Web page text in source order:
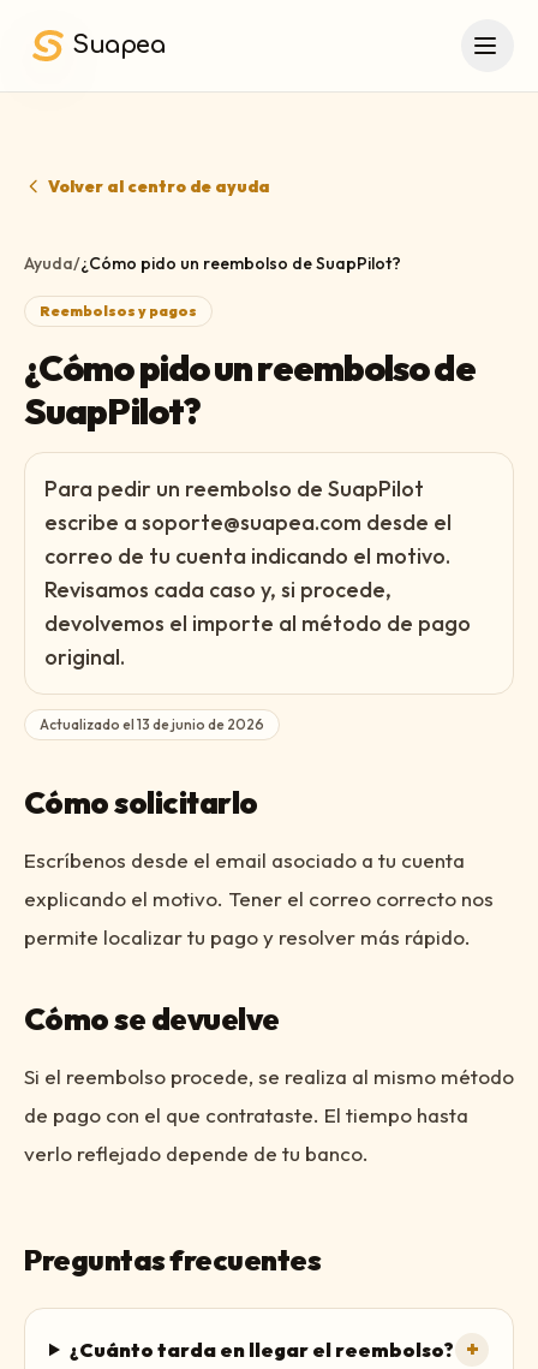
Suapea
Volver al centro de ayuda
Ayuda/¿Cómo pido un reembolso de SuapPilot?
Reembolsos y pagos
¿Cómo pido un reembolso de
SuapPilot?
Para pedir un reembolso de SuapPilot
escribe a soporte@suapea.com desde el
correo de tu cuenta indicando el motivo.
Revisamos cada caso y, si procede,
devolvemos el importe al método de pago
original.
Actualizado el 13 de junio de 2026
Cómo solicitarlo
Escríbenos desde el email asociado a tu cuenta
explicando el motivo. Tener el correo correcto nos
permite localizar tu pago y resolver más rápido.
Cómo se devuelve
Si el reembolso procede, se realiza al mismo método
de pago con el que contrataste. El tiempo hasta
verlo reflejado depende de tu banco.
Preguntas frecuentes
¿Cuánto tarda en llegar el reembolso? +